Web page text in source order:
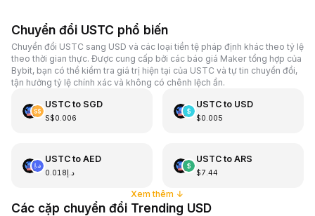
Chuyển đổi USTC phổ biến
Chuyển đổi USTC sang USD và các loại tiền tệ pháp định khác theo tỷ lệ
theo thời gian thực. Được cung cấp bởi các báo giá Maker tổng hợp của
Bybit, bạn có thể kiểm tra giá trị hiện tại của USTC và tự tin chuyển đổi,
tận hưởng tỷ lệ chính xác và không có chênh lệch ẩn.
USTCto SGD
S$0.006
USTCto USD
$0.005
USTCto AED
د.إ0.018
USTCto ARS
$7.44
Xem thêm ↓
Các cặp chuyển đổi Trending USD